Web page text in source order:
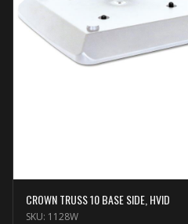
CROWN TRUSS 10 BASE SIDE, HVID
SKU: 1128W